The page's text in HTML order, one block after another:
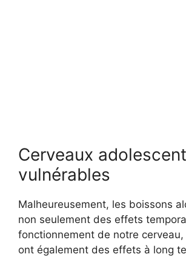
Cerveaux
vulnérables
Malheureusement, les boissons
non seulement des effets
fonctionnement de notre cerveau,
ont également des effets à long